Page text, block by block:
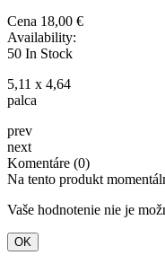
Cena 18,00 €
Availability:
50 In Stock
5,11 x 4,64
palca
prev
next
Komentáre (0)
Na tento produkt
Vaše hodnotenie nie je
OK